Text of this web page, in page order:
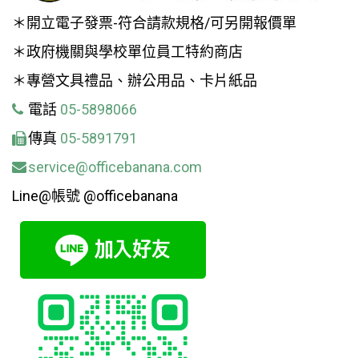
＊開立電子發票-符合請款規格/可另開報價單
＊政府機關與學校單位員工特約商店
＊專營文具禮品、辦公用品、卡片紙品
電話 05-5898066
傳真 05-5891791
service@officebanana.com
Line@帳號 @officebanana